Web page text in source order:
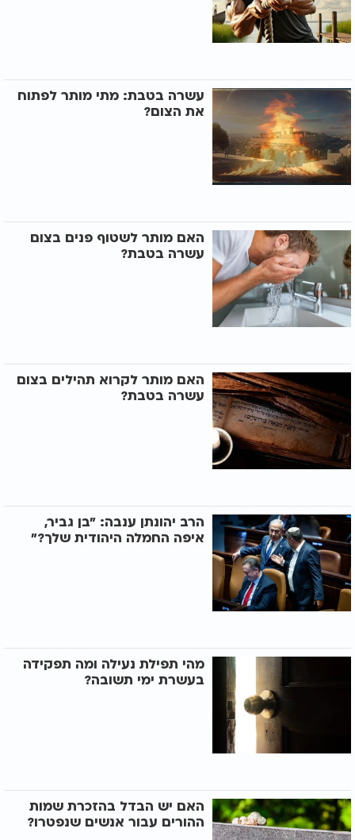
עשרה בטבת: מתי מותר לפתוח
את הצום?
האם מותר לשטוף פנים בצום
עשרה בטבת?
האם מותר לקרוא תהילים בצום
עשרה בטבת?
הרב יהונתן ענבה: "בן גביר,
איפה החמלה היהודית שלך?"
מהי תפילת נעילה ומה תפקידה
בעשרת ימי תשובה?
האם יש הבדל בהזכרת שמות
ההורים עבור אנשים שנפטרו?